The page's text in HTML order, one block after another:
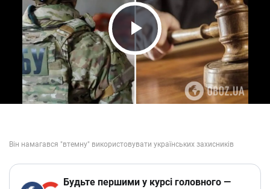
Play Video
Будьте першими у курсі головного —